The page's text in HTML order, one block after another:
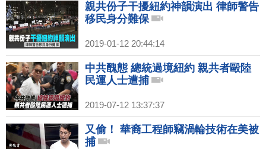
親共份子干擾紐約神韻演出 律師警告
移民身分難保
2019-01-12 20:44:14
中共醜態 總統過境紐約 親共者毆陸
民運人士遭捕
2019-07-12 13:37:37
又偷！ 華裔工程師竊渦輪技術在美被
捕